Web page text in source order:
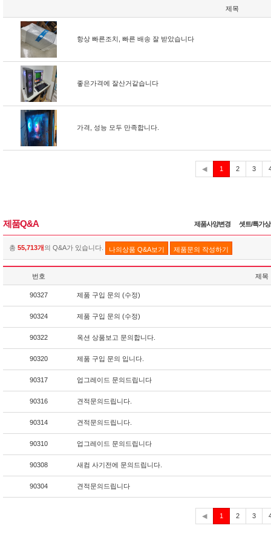
제목
항상 빠른조치, 빠른 배송 잘 받았습니다
좋은가격에 잘산거같습니다
가격, 성능 모두 만족합니다.
◀ 1
재
2 3
제품Q&A 제품사양변경 셋트/특가
총 55,713개의 Q&A가 있습니다. 나의상품 Q&A보기 제품문의 작성하기
번호 제목
90327 제품 구입 문의 (수정)
90324 제품 구입 문의 (수정)
90322 옥션 상품보고 문의합니다.
90320 제품 구입 문의 입니다.
90317 업그레이드 문의드립니다
90316 견적문의드립니다.
90314 견적문의드립니다.
90310 업그레이드 문의드립니다
90308 새컴 사기전에 문의드립니다.
90304 견적문의드립니다
◀ 1
재
2 3